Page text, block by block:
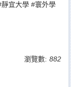
靜宜大學 #寰外學
瀏覽數: 882